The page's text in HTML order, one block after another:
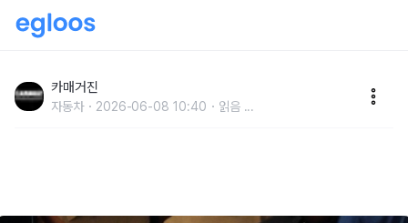
장기 기술 파트너십 발표
카매거진
자동차 2026-06-08 10:40 읽음 ...